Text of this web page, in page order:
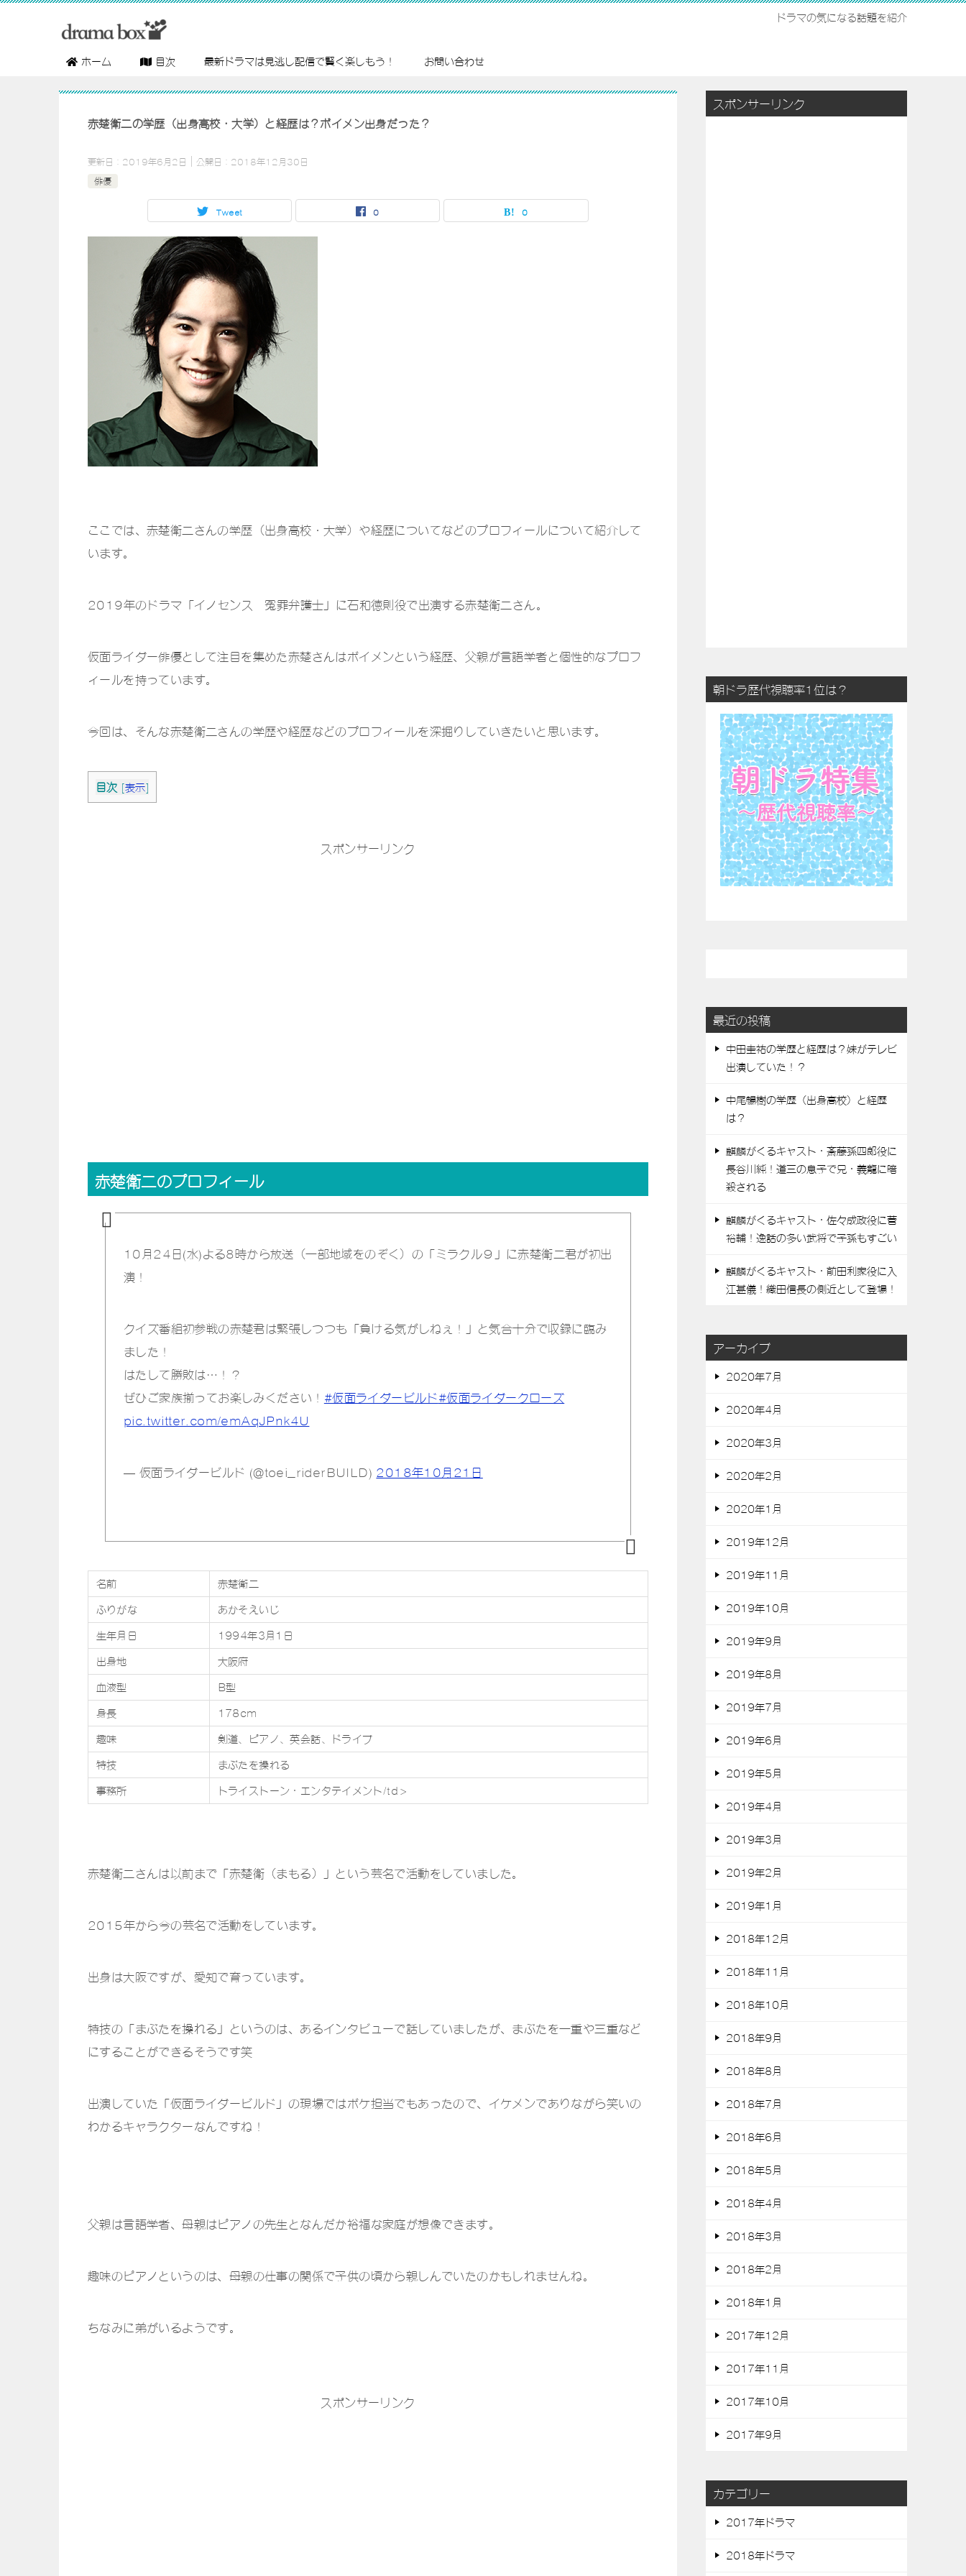
ドラマの気になる話題を紹介
ホーム 目次 最新ドラマは見逃し配信で賢く楽しもう！ お問い合わせ
赤楚衛二の学歴（出身高校・大学）と経歴は？ボイメン出身だった？
更新日： 2019年6月2日 公開日： 2018年12月30日
俳優
Tweet 0 0
ここでは、赤楚衛二さんの学歴（出身高校・大学）や経歴についてなどのプロフィールについて紹介して
います。
2019年のドラマ「イノセンス 冤罪弁護士」に石和徳則役で出演する赤楚衛二さん。
仮面ライダー俳優として注目を集めた赤楚さんはボイメンという経歴、父親が言語学者と個性的なプロフ
ィールを持っています。
今回は、そんな赤楚衛二さんの学歴や経歴などのプロフィールを深掘りしていきたいと思います。
目次 [表示]
スポンサーリンク
赤楚衛二のプロフィール
10月24日(水)よる8時から放送（一部地域をのぞく）の「ミラクル９」に赤楚衛二君が初出
演！
クイズ番組初参戦の赤楚君は緊張しつつも「負ける気がしねぇ！」と気合十分で収録に臨み
ました！
はたして勝敗は…！？
ぜひご家族揃ってお楽しみください！ #仮面ライダービルド#仮面ライダークローズ
pic.twitter.com/emAqJPnk4U
— 仮面ライダービルド (@toei_riderBUILD) 2018年10月21日
名前
赤楚衛二
ふりがな
あかそえいじ
生年月日
1994年3月1日
出身地
大阪府
血液型
B型
身長
178cm
趣味
剣道、ピアノ、英会話、ドライブ
特技
まぶたを操れる
事務所
トライストーン・エンタテイメント/td>
赤楚衛二さんは以前まで「赤楚衛（まもる）」という芸名で活動をしていました。
2015年から今の芸名で活動をしています。
出身は大阪ですが、愛知で育っています。
特技の「まぶたを操れる」というのは、あるインタビューで話していましたが、まぶたを一重や三重など
にすることができるそうです笑
出演していた「仮面ライダービルド」の現場ではボケ担当でもあったので、イケメンでありながら笑いの
わかるキャラクターなんですね！
父親は言語学者、母親はピアノの先生となんだか裕福な家庭が想像できます。
趣味のピアノというのは、母親の仕事の関係で子供の頃から親しんでいたのかもしれませんね。
ちなみに弟がいるようです。
スポンサーリンク
スポンサーリンク
朝ドラ歴代視聴率1位は？
最近の投稿
中田圭祐の学歴と経歴は？妹がテレビ
出演していた！？
中尾暢樹の学歴（出身高校）と経歴
は？
麒麟がくるキャスト・斎藤孫四郎役に
長谷川純！道三の息子で兄・義龍に暗
殺される
麒麟がくるキャスト・佐々成政役に菅
裕輔！逸話の多い武将で子孫もすごい
麒麟がくるキャスト・前田利家役に入
江甚儀！織田信長の側近として登場！
アーカイブ
2020年7月
2020年4月
2020年3月
2020年2月
2020年1月
2019年12月
2019年11月
2019年10月
2019年9月
2019年8月
2019年7月
2019年6月
2019年5月
2019年4月
2019年3月
2019年2月
2019年1月
2018年12月
2018年11月
2018年10月
2018年9月
2018年8月
2018年7月
2018年6月
2018年5月
2018年4月
2018年3月
2018年2月
2018年1月
2017年12月
2017年11月
2017年10月
2017年9月
カテゴリー
2017年ドラマ
2018年ドラマ